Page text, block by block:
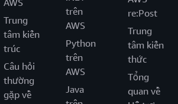
AWS
Trung
tâm kiến
trúc
Câu hỏi
thường
gặp về
trên
AWS
Python
trên
AWS
Java
re:Post
Trung
tâm kiến
thức
Tổng
quan về